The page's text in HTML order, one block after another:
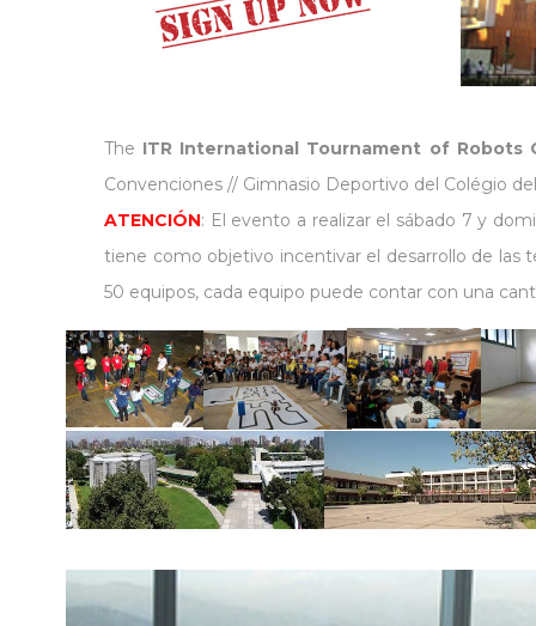
The ITR International Tournament of Robots
Convenciones // Gimnasio Deportivo del Colégio
ATENCIÓN: El evento a realizar el sábado 7 y
tiene como objetivo incentivar el desarrollo de las
50 equipos, cada equipo puede contar con una